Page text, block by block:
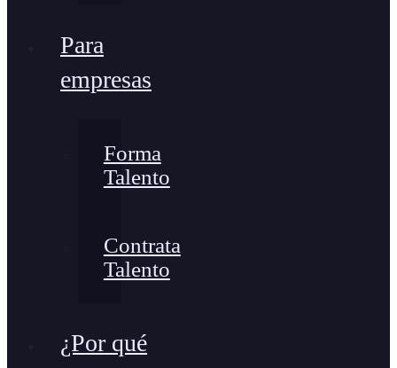
Para
empresas
Forma
Talento
Contrata
Talento
¿Por qué